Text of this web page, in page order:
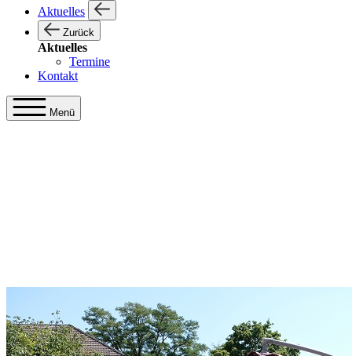
Aktuelles
Zurück
Aktuelles
Termine
Kontakt
Menü